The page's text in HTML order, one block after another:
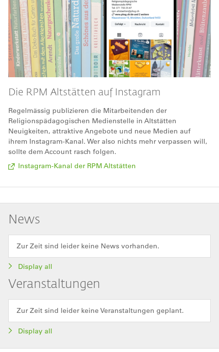
Die RPM Altstätten auf Instagram
Regelmässig publizieren die Mitarbeitenden der
Religionspädagogischen Medienstelle in Altstätten
Neuigkeiten, attraktive Angebote und neue Medien auf
ihrem Instagram-Kanal. Wer also nichts mehr verpassen will,
sollte dem Account rasch folgen.
Instagram-Kanal der RPM Altstätten
News
Zur Zeit sind leider keine News vorhanden.
Display all
Veranstaltungen
Zur Zeit sind leider keine Veranstaltungen geplant.
Display all